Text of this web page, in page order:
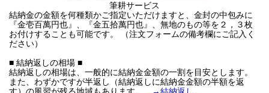
筆耕サービス
結納金の金額を何種類かご指定いただけますと、金封の中包みに
『金壱百萬円也』、『金五拾萬円也』、無地のもの等を２，３枚
お付けすることも可能です。 （注文フォームの備考欄にご記入く
ださい）
■ 結納返しの相場 ■
結納返しの相場は、一般的に結納金金額の一割を目安とします。
また、わずかですが半返し（結納返しに結納金金額の半額を返